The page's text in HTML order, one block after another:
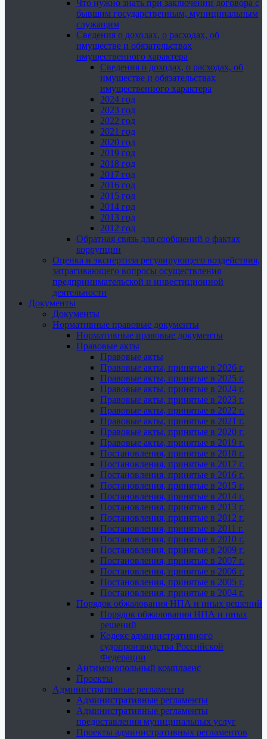
Что нужно знать при заключении договора с
бывшим государственным, муниципальным
служащим
Сведения о доходах, о расходах, об
имуществе и обязательствах
имущественного характера
Сведения о доходах, о расходах, об
имуществе и обязательствах
имущественного характера
2024 год
2023 год
2022 год
2021 год
2020 год
2019 год
2018 год
2017 год
2016 год
2015 год
2014 год
2013 год
2012 год
Обратная связь для сообщений о фактах
коррупции
Оценка и экспертиза регулирующего воздействия,
затрагивающего вопросы осуществления
предпринимательской и инвестиционной
деятельности
Документы
Документы
Нормативные правовые документы
Нормативные правовые документы
Правовые акты
Правовые акты
Правовые акты, принятые в 2026 г.
Правовые акты, принятые в 2025 г.
Правовые акты, принятые в 2024 г.
Правовые акты, принятые в 2023 г.
Правовые акты, принятые в 2022 г.
Правовые акты, принятые в 2021 г.
Правовые акты, принятые в 2020 г.
Правовые акты, принятые в 2019 г.
Постановления, принятые в 2018 г.
Постановления, принятые в 2017 г.
Постановления, принятые в 2016 г.
Постановления, принятые в 2015 г.
Постановления, принятые в 2014 г.
Постановления, принятые в 2013 г.
Постановления, принятые в 2012 г.
Постановления, принятые в 2011 г.
Постановления, принятые в 2010 г.
Постановления, принятые в 2009 г.
Постановления, принятые в 2007 г.
Постановления, принятые в 2006 г.
Постановления, принятые в 2005 г.
Постановления, принятые в 2004 г.
Порядок обжалования НПА и иных решений
Порядок обжалования НПА и иных
решений
Кодекс административного
судопроизводства Российской
Федерации
Антимонопольный комплаенс
Проекты
Административные регламенты
Административные регламенты
Административные регламенты
предоставления муниципальных услуг
Проекты административных регламентов